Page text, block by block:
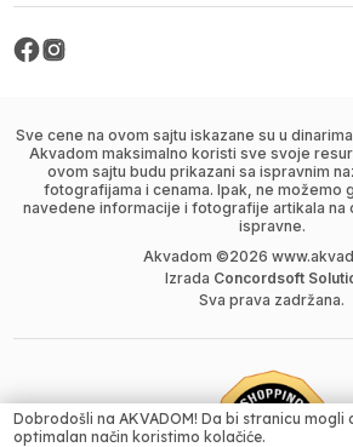
Sve cene na ovom sajtu iskazane su u
Akvadom maksimalno koristi sve svoje
ovom sajtu budu prikazani sa ispravnim
fotografijama i cenama. Ipak, ne možemo
navedene informacije i fotografije artikala na
ispravne.
Akvadom ©2026
Izrada Concordsoft
Sva prava zadržana.
Dobrodošli na AKVADOM! Da bi stranicu mogli
optimalan način koristimo kolačiće.